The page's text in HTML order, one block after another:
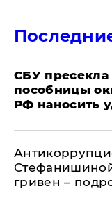
СБУ пресекла
пособницы
РФ наносить
гривен –